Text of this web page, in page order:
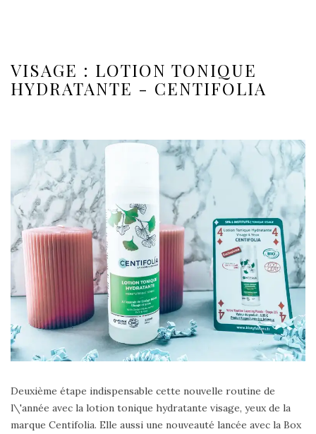
VISAGE : LOTION TONIQUE
HYDRATANTE - CENTIFOLIA
Deuxième étape indispensable cette nouvelle routine de
l\'année avec la lotion tonique hydratante visage, yeux de la
marque Centifolia. Elle aussi une nouveauté lancée avec la Box